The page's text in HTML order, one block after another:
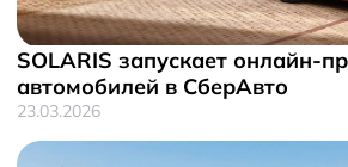
SOLARIS запускает онлайн-
автомобилей в СберАвто
23.03.2026